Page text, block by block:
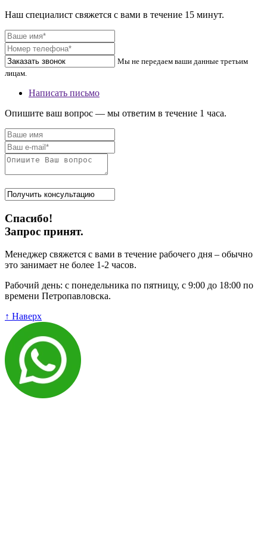
Наш специалист свяжется с вами в течение 15 минут.
Мы не передаем ваши данные третьим
лицам.
Написать письмо
Опишите ваш вопрос — мы ответим в течение 1 часа.
Спасибо!
Запрос принят.
Менеджер свяжется с вами в течение рабочего дня – обычно
это занимает не более 1-2 часов.
Рабочий день: с понедельника по пятницу, с 9:00 до 18:00 по
времени Петропавловска.
↑ Наверх